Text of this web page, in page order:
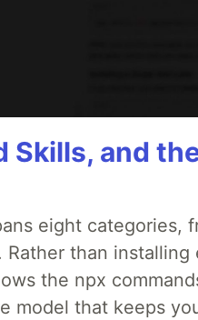
Skills, and
eight categories,
than installing
the npx
model that keeps